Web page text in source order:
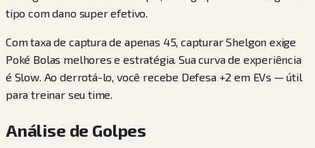
tipo com dano super efetivo.
Com taxa de captura de apenas 45, capturar Shelgon exige
Poké Bolas melhores e estratégia. Sua curva de experiência
é Slow. Ao derrotá-lo, você recebe Defesa +2 em EVs — útil
para treinar seu time.
Análise de Golpes